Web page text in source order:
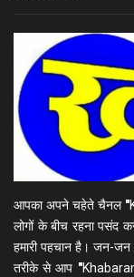
आपका अपने चहेते चैनल "
लोगों के बीच रहना पसंद
हमारी पहचान है। जन-
तरीके से आप "